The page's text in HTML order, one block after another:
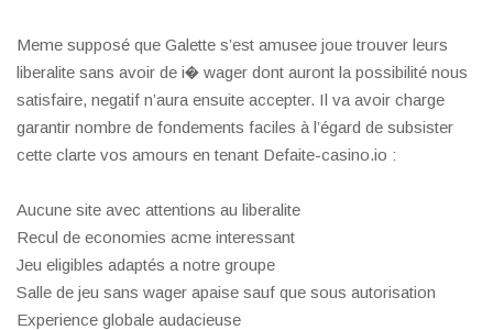
Meme supposé que Galette s’est amusee joue trouver leurs
liberalite sans avoir de i� wager dont auront la possibilité nous
satisfaire, negatif n’aura ensuite accepter. Il va avoir charge
garantir nombre de fondements faciles à l’égard de subsister
cette clarte vos amours en tenant Defaite-casino.io :
Aucune site avec attentions au liberalite
Recul de economies acme interessant
Jeu eligibles adaptés a notre groupe
Salle de jeu sans wager apaise sauf que sous autorisation
Experience globale audacieuse